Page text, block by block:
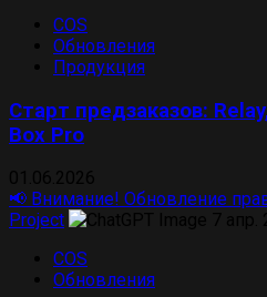
COS
Обновления
Продукция
Старт предзаказов:
Box Pro
📢 Внимание! Обновление
Project
COS
Обновления